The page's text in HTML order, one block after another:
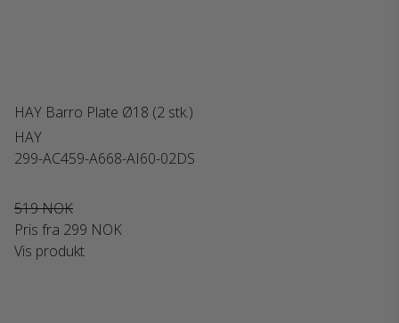
HAY Barro Plate Ø18 (2 stk.)
HAY
299-AC459-A668-AI60-02DS
519 NOK
Pris fra 299 NOK
Vis produkt